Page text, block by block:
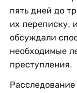
пять дней до
их переписку,
обсуждали
необходимые
преступления.